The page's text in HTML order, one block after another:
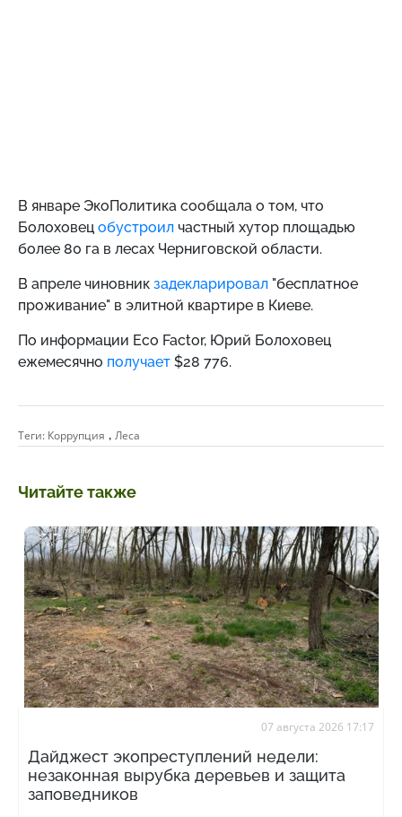
В январе ЭкоПолитика сообщала о том, что
Болоховец обустроил частный хутор площадью
более 80 га в лесах Черниговской области.
В апреле чиновник задекларировал "бесплатное
проживание" в элитной квартире в Киеве.
По информации Eco Factor, Юрий Болоховец
ежемесячно получает $28 776.
Теги: Коррупция , Леса
Читайте также
07 августа 2026 17:17
Дайджест экопреступлений недели:
незаконная вырубка деревьев и защита
заповедников